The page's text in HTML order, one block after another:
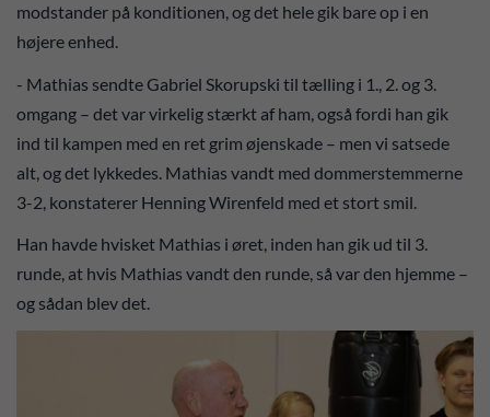
modstander på konditionen, og det hele gik bare op i en
højere enhed.
- Mathias sendte Gabriel Skorupski til tælling i 1., 2. og 3.
omgang – det var virkelig stærkt af ham, også fordi han gik
ind til kampen med en ret grim øjenskade – men vi satsede
alt, og det lykkedes. Mathias vandt med dommerstemmerne
3-2, konstaterer Henning Wirenfeld med et stort smil.
Han havde hvisket Mathias i øret, inden han gik ud til 3.
runde, at hvis Mathias vandt den runde, så var den hjemme –
og sådan blev det.